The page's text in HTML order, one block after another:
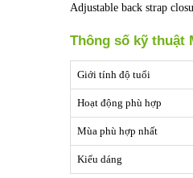
Adjustable back strap
Thông số kỹ thuật
Giới tính độ tuổi
Hoạt động phù hợp
Mùa phù hợp nhất
Kiểu dáng